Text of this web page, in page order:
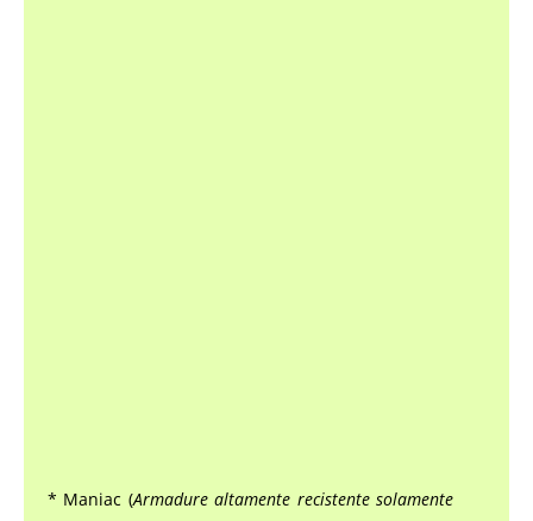
* Maniac (Armadure altamente recistente solamente